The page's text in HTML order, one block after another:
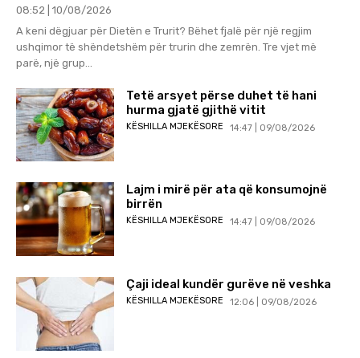
08:52 | 10/08/2026
A keni dëgjuar për Dietën e Trurit? Bëhet fjalë për një regjim
ushqimor të shëndetshëm për trurin dhe zemrën. Tre vjet më
parë, një grup...
Tetë arsyet përse duhet të hani
hurma gjatë gjithë vitit
KËSHILLA MJEKËSORE 14:47 | 09/08/2026
Lajm i mirë për ata që konsumojnë
birrën
KËSHILLA MJEKËSORE 14:47 | 09/08/2026
Çaji ideal kundër gurëve në veshka
KËSHILLA MJEKËSORE 12:06 | 09/08/2026